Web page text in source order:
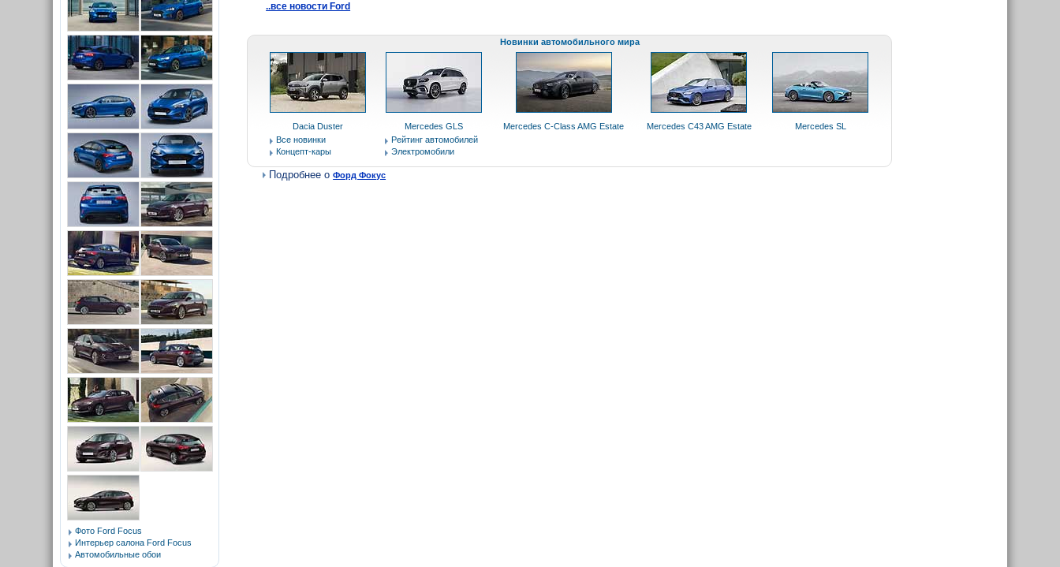
..все новости Ford
Новинки автомобильного мира
Dacia Duster Mercedes GLS Mercedes C-Class AMG Estate Mercedes C43 AMG Estate
Mercedes SL
Все новинки
Концепт-кары
Рейтинг автомобилей
Электромобили
Подробнее оФорд Фокус
Фото Ford Focus
Интерьер салона Ford Focus
Автомобильные обои